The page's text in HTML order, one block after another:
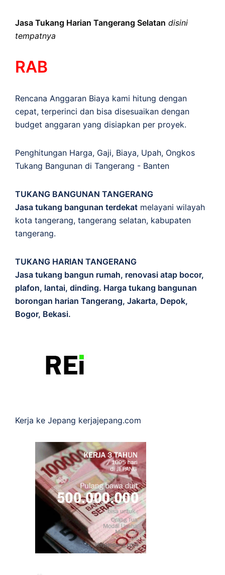
Jasa Tukang Harian Tangerang Selatan disini
tempatnya
RAB
Rencana Anggaran Biaya kami hitung dengan
cepat, terperinci dan bisa disesuaikan dengan
budget anggaran yang disiapkan per proyek.
Penghitungan Harga, Gaji, Biaya, Upah, Ongkos
Tukang Bangunan di Tangerang - Banten
TUKANG BANGUNAN TANGERANG
Jasa tukang bangunan terdekat melayani wilayah
kota tangerang, tangerang selatan, kabupaten
tangerang.
TUKANG HARIAN TANGERANG
Jasa tukang bangun rumah, renovasi atap bocor,
plafon, lantai, dinding. Harga tukang bangunan
borongan harian Tangerang, Jakarta, Depok,
Bogor, Bekasi.
Kerja ke Jepang kerjajepang.com